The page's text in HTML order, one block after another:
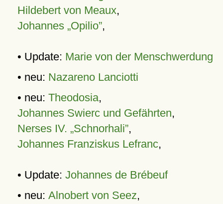
Hildebert von Meaux,
Johannes „Opilio”,
• Update: Marie von der Menschwerdung
• neu: Nazareno Lanciotti
• neu: Theodosia,
Johannes Swierc und Gefährten,
Nerses IV. „Schnorhali”,
Johannes Franziskus Lefranc,
• Update: Johannes de Brébeuf
• neu: Alnobert von Seez,